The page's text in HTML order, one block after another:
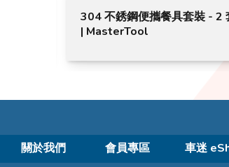
304 不銹鋼便攜餐具套裝 - 2
| MasterTool
關於我們 會員專區 車迷